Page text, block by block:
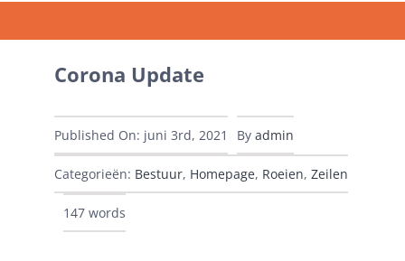
Corona Update
Published On: juni 3rd, 2021 By admin
Categorieën: Bestuur, Homepage, Roeien, Zeilen
147 words